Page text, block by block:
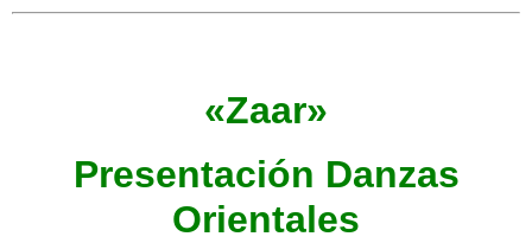
«Zaar»
Presentación Danzas
Orientales